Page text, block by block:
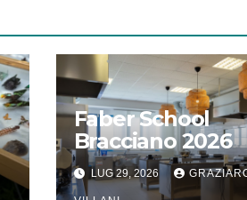
Faber School
Bracciano 2026
LUG 29, 2026